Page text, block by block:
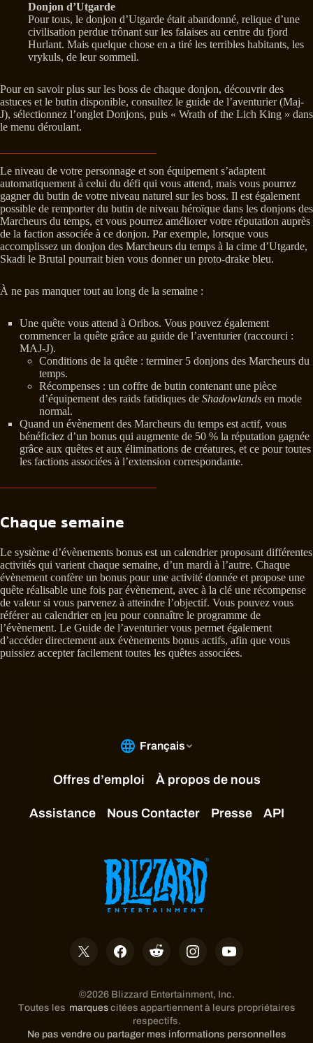
Donjon d’Utgarde
Pour tous, le donjon d’Utgarde était abandonné, relique d’une
civilisation perdue trônant sur les falaises au centre du fjord
Hurlant. Mais quelque chose en a tiré les terribles habitants, les
vrykuls, de leur sommeil.
Pour en savoir plus sur les boss de chaque donjon, découvrir des
astuces et le butin disponible, consultez le guide de l’aventurier (Maj-
J), sélectionnez l’onglet Donjons, puis « Wrath of the Lich King » dans
le menu déroulant.
Le niveau de votre personnage et son équipement s’adaptent
automatiquement à celui du défi qui vous attend, mais vous pourrez
gagner du butin de votre niveau naturel sur les boss. Il est également
possible de remporter du butin de niveau héroïque dans les donjons des
Marcheurs du temps, et vous pourrez améliorer votre réputation auprès
de la faction associée à ce donjon. Par exemple, lorsque vous
accomplissez un donjon des Marcheurs du temps à la cime d’Utgarde,
Skadi le Brutal pourrait bien vous donner un proto-drake bleu.
À ne pas manquer tout au long de la semaine :
Une quête vous attend à Oribos. Vous pouvez également
commencer la quête grâce au guide de l’aventurier (raccourci :
MAJ-J).
Conditions de la quête : terminer 5 donjons des Marcheurs du
temps.
Récompenses : un coffre de butin contenant une pièce
d’équipement des raids fatidiques de Shadowlands en mode
normal.
Quand un évènement des Marcheurs du temps est actif, vous
bénéficiez d’un bonus qui augmente de 50 % la réputation gagnée
grâce aux quêtes et aux éliminations de créatures, et ce pour toutes
les factions associées à l’extension correspondante.
Chaque semaine
Le système d’évènements bonus est un calendrier proposant différentes
activités qui varient chaque semaine, d’un mardi à l’autre. Chaque
évènement confère un bonus pour une activité donnée et propose une
quête réalisable une fois par évènement, avec à la clé une récompense
de valeur si vous parvenez à atteindre l’objectif. Vous pouvez vous
référer au calendrier en jeu pour connaître le programme de
l’évènement. Le Guide de l’aventurier vous permet également
d’accéder directement aux évènements bonus actifs, afin que vous
puissiez accepter facilement toutes les quêtes associées.